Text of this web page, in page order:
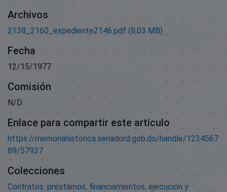
Archivos
2138_2160_expediente2146.pdf (8.03 MB)
Fecha
12/15/1977
Comisión
N/D
Enlace para compartir este artículo
https://memoriahistorica.senadord.gob.do/handle/1234567
89/57937
Colecciones
Contratos: préstamos, financiamientos, ejecución y